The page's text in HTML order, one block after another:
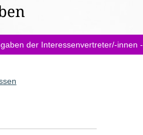
der Interessenvertreter/-innen -